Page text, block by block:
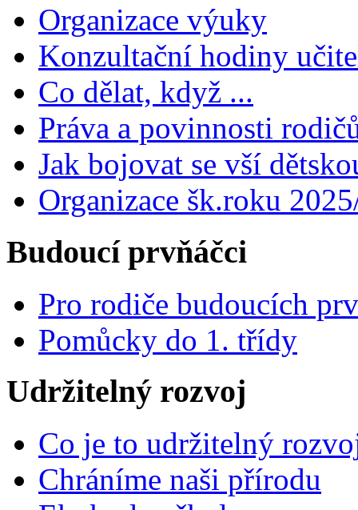
Organizace výuky
Konzultační hodiny
Co dělat, když ...
Práva a povinnosti
Jak bojovat se vší
Organizace šk.roku
Budoucí prvňáčci
Pro rodiče budoucích
Pomůcky do 1. třídy
Udržitelný rozvoj
Co je to udržitelný
Chráníme naši přírodu